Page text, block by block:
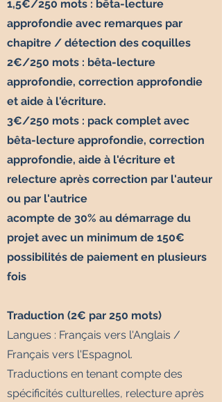
1,5€/250 mots : bêta-lecture
approfondie avec remarques par
chapitre / détection des coquilles
2€/250 mots : bêta-lecture
approfondie, correction approfondie
et aide à l'écriture.
3€/250 mots : pack complet avec
bêta-lecture approfondie, correction
approfondie, aide à l'écriture et
relecture après correction par l'auteur
ou par l'autrice
acompte de 30% au démarrage du
projet avec un minimum de 150€
possibilités de paiement en plusieurs
fois
Traduction (2€ par 250 mots)
Langues : Français vers l'Anglais /
Français vers l'Espagnol.
Traductions en tenant compte des
spécificités culturelles, relecture après